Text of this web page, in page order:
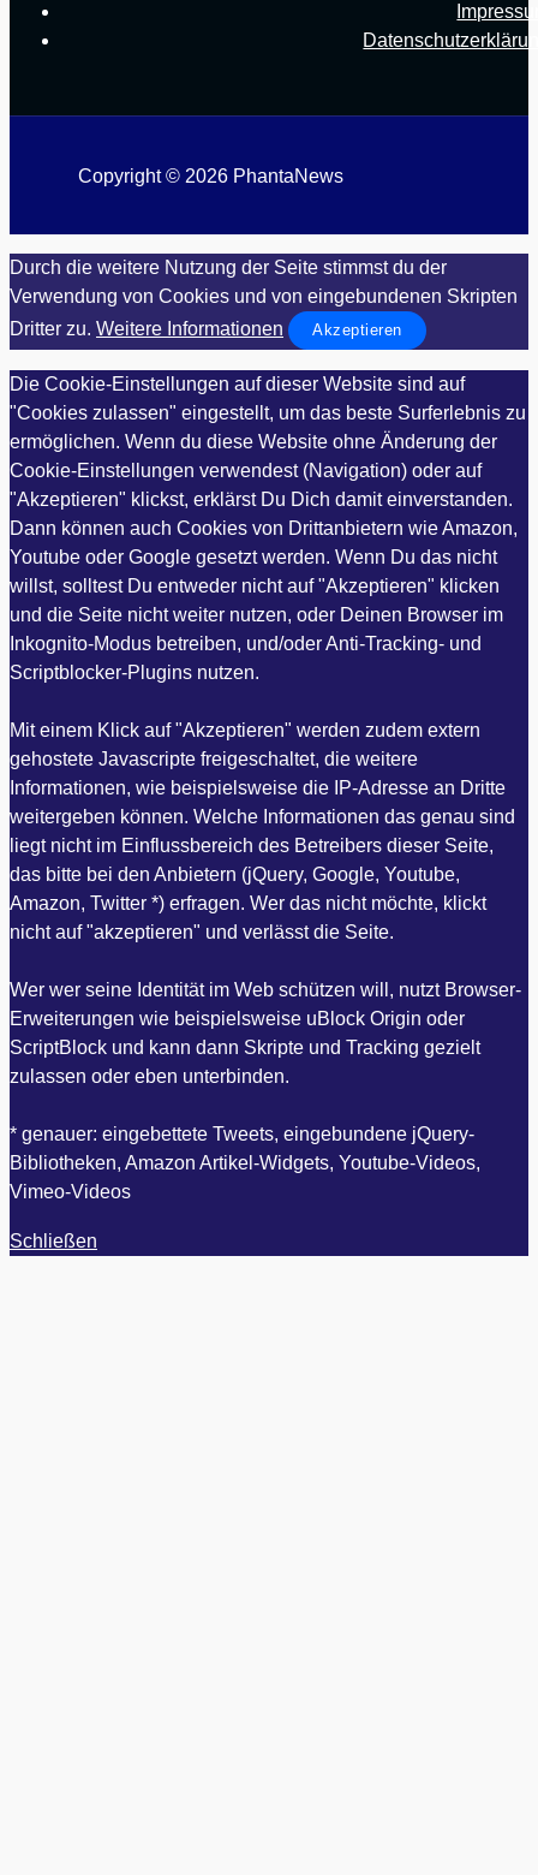
Copyright © 2026 PhantaNews
Durch die weitere Nutzung der Seite stimmst du der
Verwendung von Cookies und von eingebundenen Skripten
Dritter zu. Weitere Informationen Akzeptieren
Die Cookie-Einstellungen auf dieser Website sind auf
"Cookies zulassen" eingestellt, um das beste Surferlebnis zu
ermöglichen. Wenn du diese Website ohne Änderung der
Cookie-Einstellungen verwendest (Navigation) oder auf
"Akzeptieren" klickst, erklärst Du Dich damit einverstanden.
Dann können auch Cookies von Drittanbietern wie Amazon,
Youtube oder Google gesetzt werden. Wenn Du das nicht
willst, solltest Du entweder nicht auf "Akzeptieren" klicken
und die Seite nicht weiter nutzen, oder Deinen Browser im
Inkognito-Modus betreiben, und/oder Anti-Tracking- und
Scriptblocker-Plugins nutzen.
Mit einem Klick auf "Akzeptieren" werden zudem extern
gehostete Javascripte freigeschaltet, die weitere
Informationen, wie beispielsweise die IP-Adresse an Dritte
weitergeben können. Welche Informationen das genau sind
liegt nicht im Einflussbereich des Betreibers dieser Seite,
das bitte bei den Anbietern (jQuery, Google, Youtube,
Amazon, Twitter *) erfragen. Wer das nicht möchte, klickt
nicht auf "akzeptieren" und verlässt die Seite.
Wer wer seine Identität im Web schützen will, nutzt Browser-
Erweiterungen wie beispielsweise uBlock Origin oder
ScriptBlock und kann dann Skripte und Tracking gezielt
zulassen oder eben unterbinden.
* genauer: eingebettete Tweets, eingebundene jQuery-
Bibliotheken, Amazon Artikel-Widgets, Youtube-Videos,
Vimeo-Videos
Schließen